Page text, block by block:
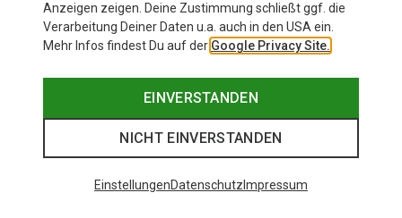
Anzeigen zeigen. Deine Zustimmung schließt ggf. die
Verarbeitung Deiner Daten u.a. auch in den USA ein.
Mehr Infos findest Du auf der Google Privacy Site.
EINVERSTANDEN
NICHT EINVERSTANDEN
EinstellungenDatenschutz Impressum